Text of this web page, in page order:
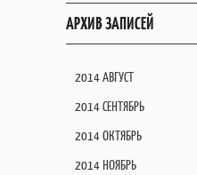
АРХИВ ЗАПИСЕЙ
2014 АВГУСТ
2014 СЕНТЯБРЬ
2014 ОКТЯБРЬ
2014 НОЯБРЬ